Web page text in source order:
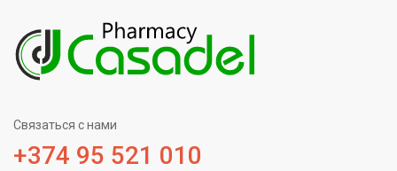
Связаться с нами
+374 95 521 010